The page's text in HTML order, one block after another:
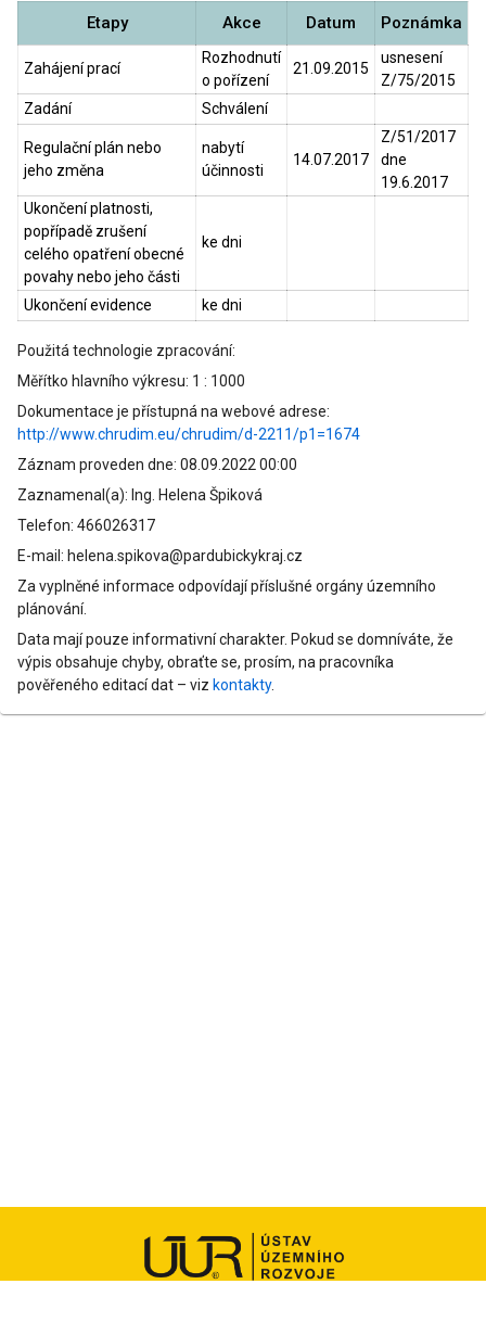
Etapy Akce Datum Poznámka
Zahájení prací
Rozhodnutí
o pořízení
21.09.2015
usnesení
Z/75/2015
Zadání
Schválení
Regulační plán nebo
jeho změna
nabytí
účinnosti
14.07.2017
Z/51/2017
dne
19.6.2017
Ukončení platnosti,
popřípadě zrušení
celého opatření obecné
povahy nebo jeho části
ke dni
Ukončení evidence ke dni
Použitá technologie zpracování:
Měřítko hlavního výkresu: 1 : 1000
Dokumentace je přístupná na webové adrese:
http://www.chrudim.eu/chrudim/d-2211/p1=1674
Záznam proveden dne: 08.09.2022 00:00
Zaznamenal(a): Ing. Helena Špiková
Telefon: 466026317
E-mail: helena.spikova@pardubickykraj.cz
Za vyplněné informace odpovídají příslušné orgány územního
plánování.
Data mají pouze informativní charakter. Pokud se domníváte, že
výpis obsahuje chyby, obraťte se, prosím, na pracovníka
pověřeného editací dat – viz kontakty.